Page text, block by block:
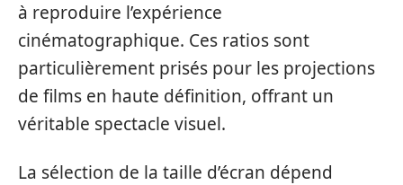
à reproduire l’expérience
cinématographique. Ces ratios sont
particulièrement prisés pour les projections
de films en haute définition, offrant un
véritable spectacle visuel.
La sélection de la taille d’écran dépend